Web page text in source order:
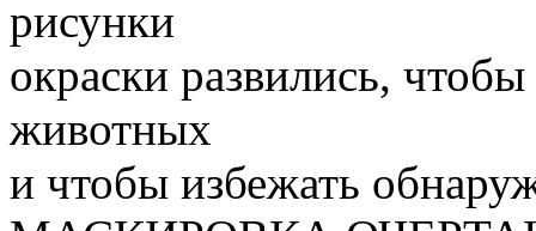
рисунки
окраски развились,
животных
и чтобы избежать